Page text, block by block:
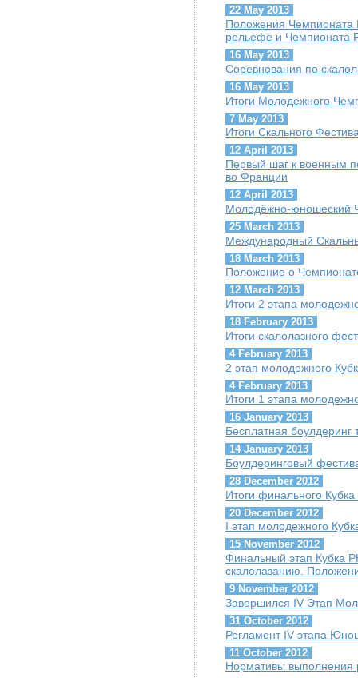
22 May 2013
Положения Чемпионата
рельефе и Чемпионата
16 May 2013
Cоревнования по
16 May 2013
Итоги Молодежного
7 May 2013
Итоги Скального
12 April 2013
Первый шаг к военным
во Франции
12 April 2013
Молодёжно-юношеский
25 March 2013
Международный
18 March 2013
Положение о
12 March 2013
Итоги 2 этапа
18 February 2013
Итоги скалолазного
4 February 2013
2 этап молодежного
4 February 2013
Итоги 1 этапа
16 January 2013
Бесплатная боулдеринг
14 January 2013
Боулдеринговый
28 December 2012
Итоги финального
20 December 2012
I этап молодежного
15 November 2012
Финальный этап Кубка
скалолазанию.
9 November 2012
Завершился IV Этап
31 October 2012
Регламент IV этапа
11 October 2012
Нормативы выполнения